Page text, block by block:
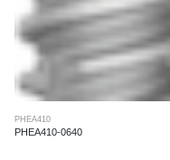
PHEA410
PHEA410-0640